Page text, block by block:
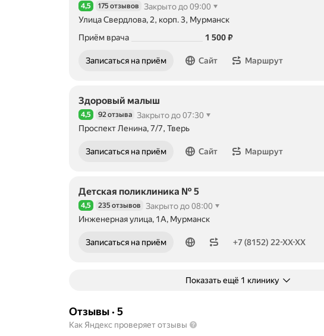
Рейтинг 4,5 из 5
4,5 175 отзывов
Закрыто до 09:00
Улица Свердлова, 2, корп. 3, Мурманск
Приём врача
Цена
1500
1 500 ₽
Записаться на приём Сайт Маршрут
Здоровый малыш
Рейтинг 4,5 из 5
4,5 92 отзыва Закрыто до 07:30
Проспект Ленина, 7/7, Тверь
Записаться на приём Сайт Маршрут
Детская поликлиника № 5
Рейтинг 4,5 из 5
4,5 235 отзывов
Закрыто до 08:00
Инженерная улица, 1А, Мурманск
Записаться на приём
Номер телефона: +78152228631 +7 (8152) 22-XX-XX
Показать ещё 1 клинику
Отзывы· 5
Как Яндекс проверяет отзывы